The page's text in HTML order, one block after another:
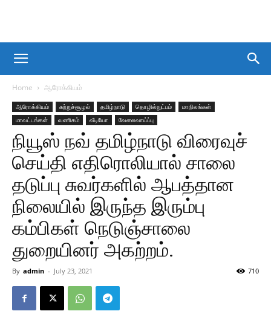
Home ஆரோக்கியம்
ஆரோக்கியம் சுற்றுச்சூழல் தமிழ்நாடு தொழில்நுட்பம்
மாநிலங்கள்
மாவட்டங்கள்
வணிகம் வீடியோ வேலைவாய்ப்பு
நியூஸ் நவ் தமிழ்நாடு விரைவுச்
செய்தி எதிரொலியால் சாலை
தடுப்பு சுவர்களில் ஆபத்தான
நிலையில் இருந்த இரும்பு
கம்பிகள் நெடுஞ்சாலை
துறையினர் அகற்றம்.
By admin - July 23, 2021 710